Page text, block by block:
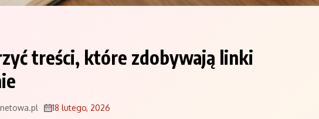
treści, które zdobywają linki
18 lutego, 2026